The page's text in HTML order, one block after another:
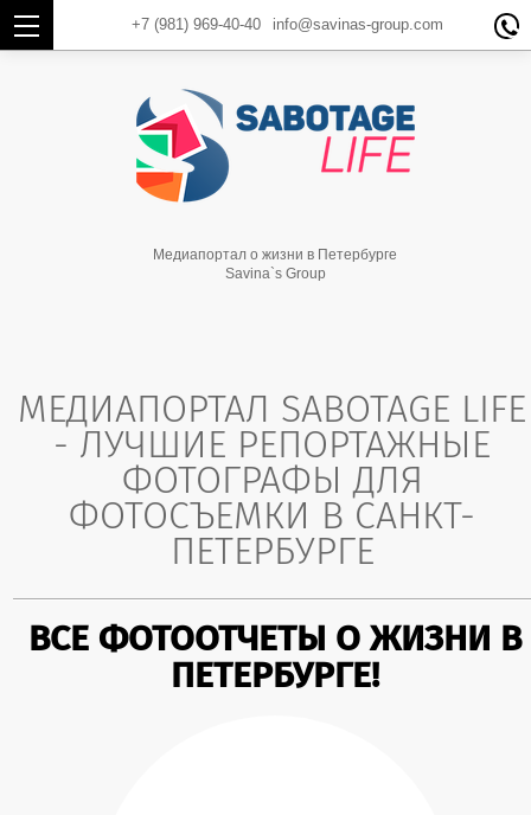
+7 (981) 969-40-40 info@savinas-group.com 
Медиапортал о жизни в Петербурге
Savina`s Group
МЕДИАПОРТАЛ SABOTAGE LIFE
- ЛУЧШИЕ РЕПОРТАЖНЫЕ
ФОТОГРАФЫ ДЛЯ
ФОТОСЪЕМКИ В САНКТ-
ПЕТЕРБУРГЕ
ВСЕ ФОТООТЧЕТЫ О ЖИЗНИ В
ПЕТЕРБУРГЕ!